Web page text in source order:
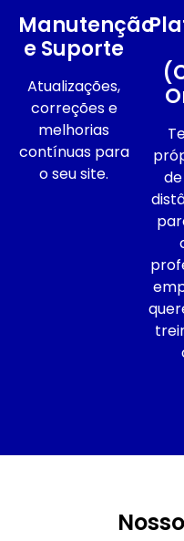
Manutenção
e Suporte
Atualizações,
correções e
melhorias
contínuas para
o seu site.